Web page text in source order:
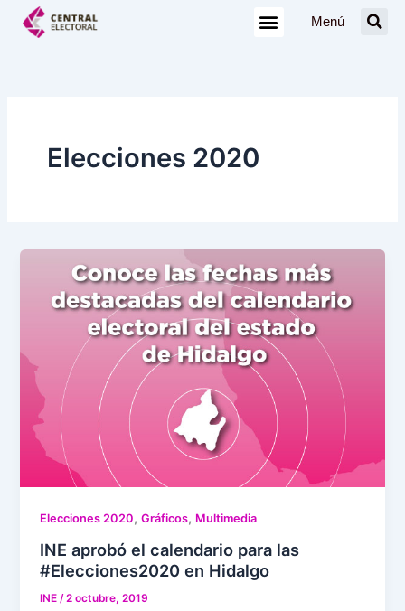
Menú
Elecciones 2020
Elecciones 2020,Gráficos, Multimedia
INE aprobó el calendario para las
#Elecciones2020 en Hidalgo
INE/2 octubre, 2019